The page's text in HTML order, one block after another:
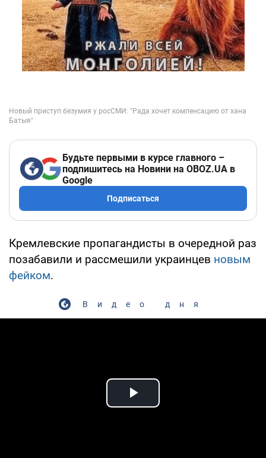
Будьте первыми в курсе главного –
подпишитесь на Новини на OBOZ.UA в
Google
Подписаться
Кремлевские пропагандисты в очередной раз
позабавили и рассмешили украинцев новым
фейком.
Видео дня
Play Video